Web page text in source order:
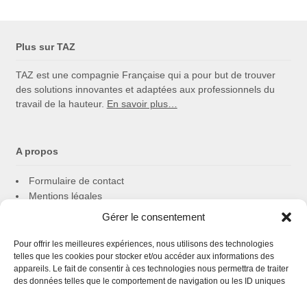
Gérer le consentement
Pour offrir les meilleures expériences, nous utilisons des technologies
telles que les cookies pour stocker et/ou accéder aux informations des
appareils. Le fait de consentir à ces technologies nous permettra de traiter
des données telles que le comportement de navigation ou les ID uniques
Plus sur TAZ
TAZ est une compagnie Française qui a pour but de trouver
des solutions innovantes et adaptées aux professionnels du
travail de la hauteur. En savoir plus…
A propos
Formulaire de contact
Mentions légales
Politique de cookies
Follow us